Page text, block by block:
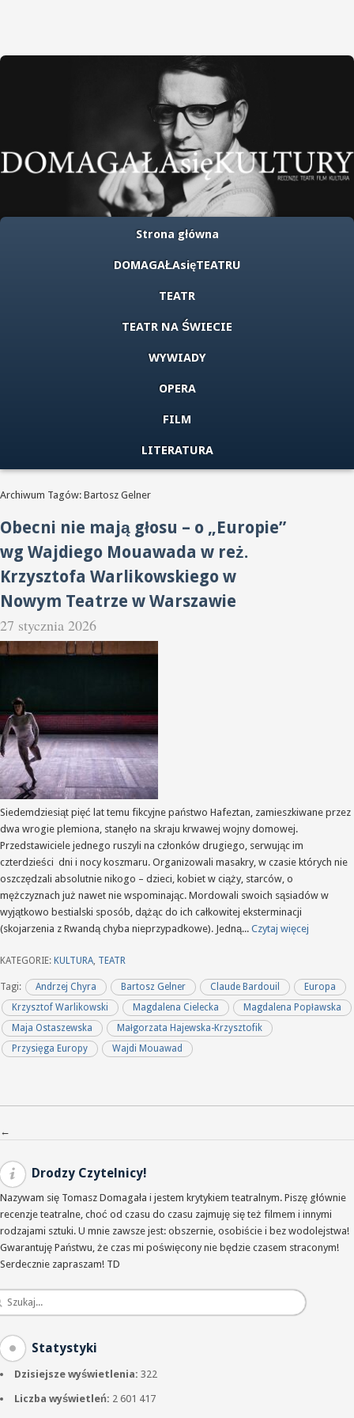
Strona główna
DOMAGAŁAsięTEATRU
TEATR
TEATR NA ŚWIECIE
WYWIADY
OPERA
FILM
LITERATURA
Archiwum Tagów: Bartosz Gelner
Obecni nie mają głosu – o „Europie”
wg Wajdiego Mouawada w reż.
Krzysztofa Warlikowskiego w
Nowym Teatrze w Warszawie
27 stycznia 2026
Siedemdziesiąt pięć lat temu fikcyjne państwo Hafeztan, zamieszkiwane przez
dwa wrogie plemiona, stanęło na skraju krwawej wojny domowej.
Przedstawiciele jednego ruszyli na członków drugiego, serwując im
czterdzieści dni i nocy koszmaru. Organizowali masakry, w czasie których nie
oszczędzali absolutnie nikogo – dzieci, kobiet w ciąży, starców, o
mężczyznach już nawet nie wspominając. Mordowali swoich sąsiadów w
wyjątkowo bestialski sposób, dążąc do ich całkowitej eksterminacji
(skojarzenia z Rwandą chyba nieprzypadkowe). Jedną... Czytaj więcej
KATEGORIE: KULTURA, TEATR
Tagi: Andrzej Chyra Bartosz Gelner Claude Bardouil
Europa
Krzysztof Warlikowski
Magdalena Cielecka
Magdalena Popławska
Maja Ostaszewska
Małgorzata Hajewska-Krzysztofik
Przysięga Europy
Wajdi Mouawad
Nawigacja po wpisach
←
Drodzy Czytelnicy!
Nazywam się Tomasz Domagała i jestem krytykiem teatralnym. Piszę głównie
recenzje teatralne, choć od czasu do czasu zajmuję się też filmem i innymi
rodzajami sztuki. U mnie zawsze jest: obszernie, osobiście i bez wodolejstwa!
Gwarantuję Państwu, że czas mi poświęcony nie będzie czasem straconym!
Serdecznie zapraszam! TD
Statystyki
Dzisiejsze wyświetlenia: 322
Liczba wyświetleń: 2 601 417